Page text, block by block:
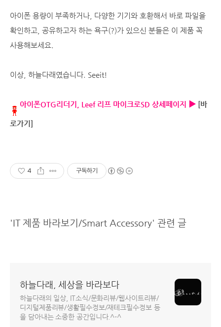
아이폰 용량이 부족하거나, 다양한 기기와 호환해서 바로 파일을
확인하고, 공유하고자 하는 욕구(?)가 있으신 분들은 이 제품 꼭
사용해보세요.
이상, 하늘다래였습니다. Seeit!
아이폰OTG리더기, Leef 리프 마이크로SD 상세페이지 ▶ [바
로가기]
4 구독하기
'IT 제품 바라보기/Smart Accessory' 관련 글
하늘다래, 세상을 바라보다
하늘다래의 일상, IT소식/문화리뷰/웹사이트리뷰/
디지털제품리뷰/생활필수정보/재테크필수정보 등
을 담아내는 소중한 공간입니다.^-^